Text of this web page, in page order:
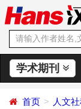
学术期刊
首页 人文